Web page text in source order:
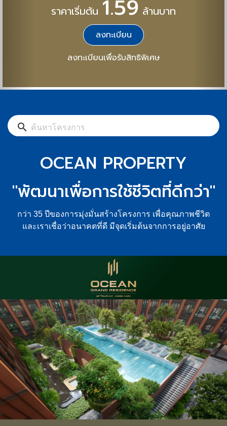
OCEAN PROPERTY
"พัฒนาเพื่อการใช้ชีวิตที่ดีกว่า"
กว่า 35 ปีของการมุ่งมั่นสร้างโครงการ เพื่อคุณภาพชีวิต